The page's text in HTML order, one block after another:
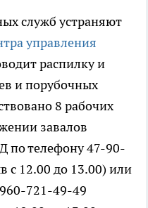
служб устраняют
управления
распилку и
и порубочных
8 рабочих
завалов
по телефону 47-90-
с 12.00 до 13.00) или
721-49-49